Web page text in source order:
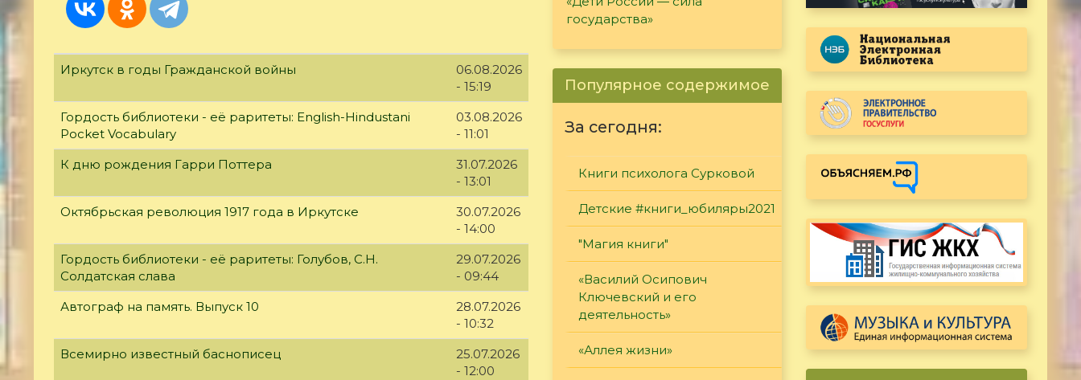
Иркутск в годы Гражданской войны
06.08.2026
- 15:19
Гордость библиотеки - её раритеты: English-Hindustani
Pocket Vocabulary
03.08.2026
- 11:01
К дню рождения Гарри Поттера
31.07.2026
- 13:01
Октябрьская революция 1917 года в Иркутске
30.07.2026
- 14:00
Гордость библиотеки - её раритеты: Голубов, С.Н.
Солдатская слава
29.07.2026
- 09:44
Автограф на память. Выпуск 10
28.07.2026
- 10:32
Всемирно известный баснописец
25.07.2026
- 12:00
государства»
Популярное содержимое
За сегодня:
Книги психолога Сурковой
Детские #книги_юбиляры2021
"Магия книги"
«Василий Осипович
Ключевский и его
деятельность»
«Аллея жизни»